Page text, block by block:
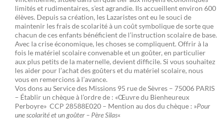
limités et rudimentaires, s’est agrandie. Ils accueillent environ 600
élèves. Depuis sa création, les Lazaristes ont eu le souci de
maintenir les frais de scolarité à un coût symbolique de sorte que
chacun de ces enfants bénéficient de l’instruction scolaire de base.
Avec la crise économique, les choses se compliquent. Offrir à la
fois le matériel scolaire convenable et un goûter, en particulier
aux plus petits de la maternelle, devient difficile. Si vous souhaitez
les aider pour l’achat des goûters et du matériel scolaire, nous
vous en remercions à l’avance.
Vos dons au Service des Missions 95 rue de Sèvres – 75006 PARIS
– Établir un chèque à l’ordre de : «Œuvre du Bienheureux
Perboyre» CCP 28588E020 – Mention au dos du chèque : »Pour
une scolarité et un goûter – Père Silas«